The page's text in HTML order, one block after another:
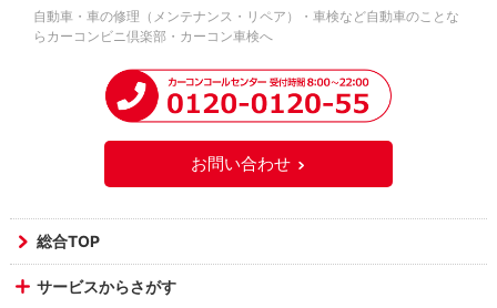
自動車・車の修理（メンテナンス・リペア）・車検など自動車のことな
らカーコンビニ倶楽部・カーコン車検へ
お問い合わせ
総合TOP
サービスからさがす